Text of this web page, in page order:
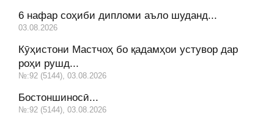
6 нафар соҳиби дипломи аъло шуданд...
03.08.2026
Кӯҳистони Мастчоҳ бо қадамҳои устувор дар
роҳи рушд...
№:92 (5144), 03.08.2026
Бостоншиносӣ...
№:92 (5144), 03.08.2026